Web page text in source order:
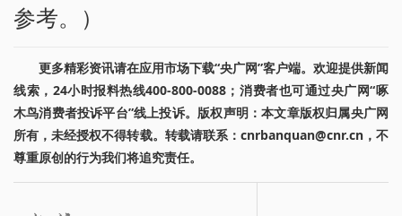
参考。）
更多精彩资讯请在应用市场下载“央广网”客户端。欢迎提供新闻
线索，24小时报料热线400-800-0088；消费者也可通过央广网“啄
木鸟消费者投诉平台”线上投诉。版权声明：本文章版权归属央广网
所有，未经授权不得转载。转载请联系：cnrbanquan@cnr.cn，不
尊重原创的行为我们将追究责任。